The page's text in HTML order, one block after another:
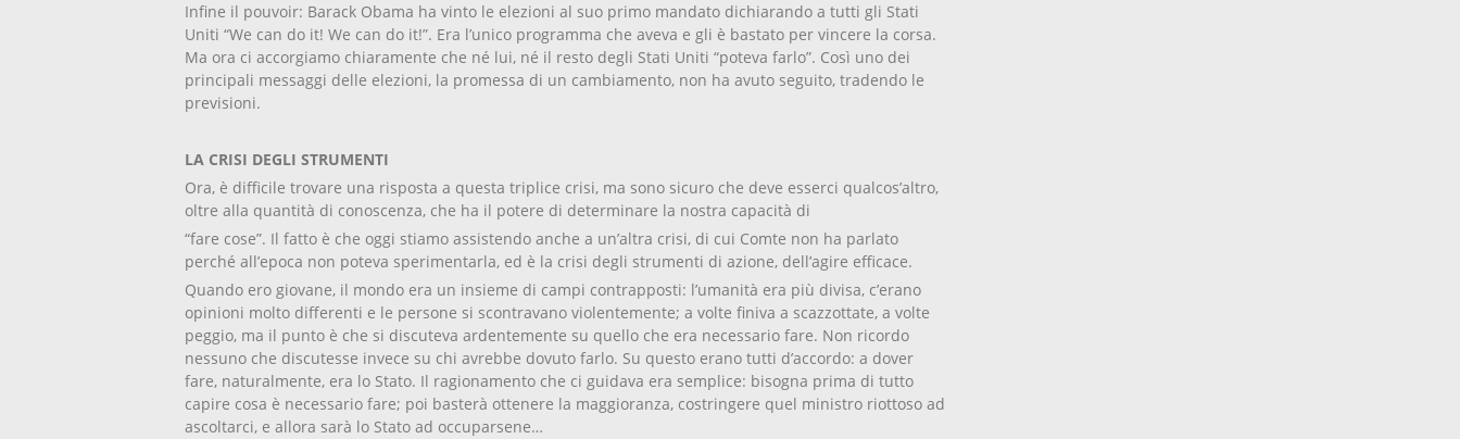
Infine il pouvoir: Barack Obama ha vinto le elezioni al suo primo mandato dichiarando a tutti gli Stati
Uniti “We can do it! We can do it!”. Era l’unico programma che aveva e gli è bastato per vincere la corsa.
Ma ora ci accorgiamo chiaramente che né lui, né il resto degli Stati Uniti “poteva farlo”. Così uno dei
principali messaggi delle elezioni, la promessa di un cambiamento, non ha avuto seguito, tradendo le
previsioni.
LA CRISI DEGLI STRUMENTI
Ora, è difficile trovare una risposta a questa triplice crisi, ma sono sicuro che deve esserci qualcos’altro,
oltre alla quantità di conoscenza, che ha il potere di determinare la nostra capacità di
“fare cose”. Il fatto è che oggi stiamo assistendo anche a un’altra crisi, di cui Comte non ha parlato
perché all’epoca non poteva sperimentarla, ed è la crisi degli strumenti di azione, dell’agire efficace.
Quando ero giovane, il mondo era un insieme di campi contrapposti: l’umanità era più divisa, c’erano
opinioni molto differenti e le persone si scontravano violentemente; a volte finiva a scazzottate, a volte
peggio, ma il punto è che si discuteva ardentemente su quello che era necessario fare. Non ricordo
nessuno che discutesse invece su chi avrebbe dovuto farlo. Su questo erano tutti d’accordo: a dover
fare, naturalmente, era lo Stato. Il ragionamento che ci guidava era semplice: bisogna prima di tutto
capire cosa è necessario fare; poi basterà ottenere la maggioranza, costringere quel ministro riottoso ad
ascoltarci, e allora sarà lo Stato ad occuparsene…